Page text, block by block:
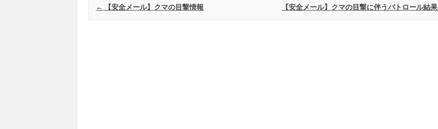
Post navigation
← 【安全メール】クマの目撃情報 【安全メール】クマの目撃に伴うパトロール結果